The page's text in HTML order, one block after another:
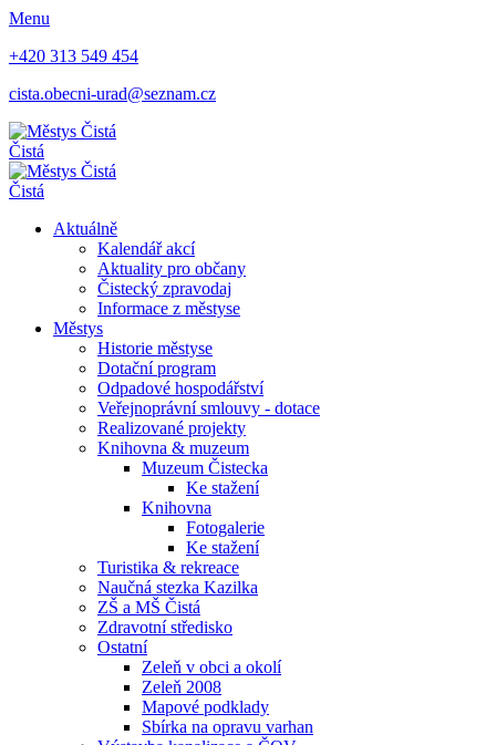
Menu
+420 313 549 454
cista.obecni-urad@seznam.cz
Čistá
Čistá
Aktuálně
Kalendář akcí
Aktuality pro občany
Čistecký zpravodaj
Informace z městyse
Městys
Historie městyse
Dotační program
Odpadové hospodářství
Veřejnoprávní smlouvy - dotace
Realizované projekty
Knihovna & muzeum
Muzeum Čistecka
Ke stažení
Knihovna
Fotogalerie
Ke stažení
Turistika & rekreace
Naučná stezka Kazilka
ZŠ a MŠ Čistá
Zdravotní středisko
Ostatní
Zeleň v obci a okolí
Zeleň 2008
Mapové podklady
Sbírka na opravu varhan